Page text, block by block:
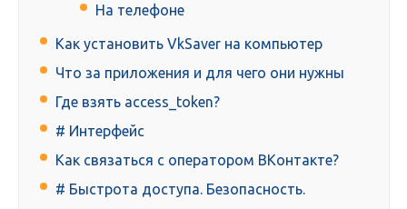
На телефоне
Как установить VkSaver на компьютер
Что за приложения и для чего они нужны
Где взять access_token?
# Интерфейс
Как связаться с оператором ВКонтакте?
# Быстрота доступа. Безопасность.